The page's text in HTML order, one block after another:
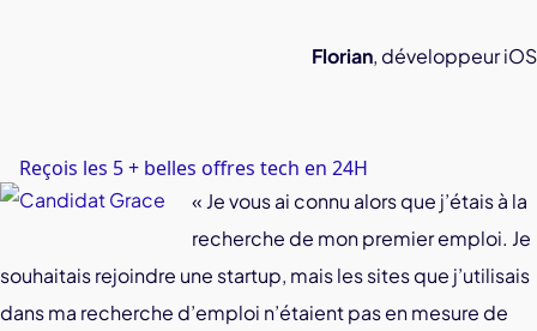
Florian, développeur iOS
Reçois les 5 + belles offres tech en 24H
« Je vous ai connu alors que j’étais à la
recherche de mon premier emploi. Je
souhaitais rejoindre une startup, mais les sites que j’utilisais
dans ma recherche d’emploi n’étaient pas en mesure de